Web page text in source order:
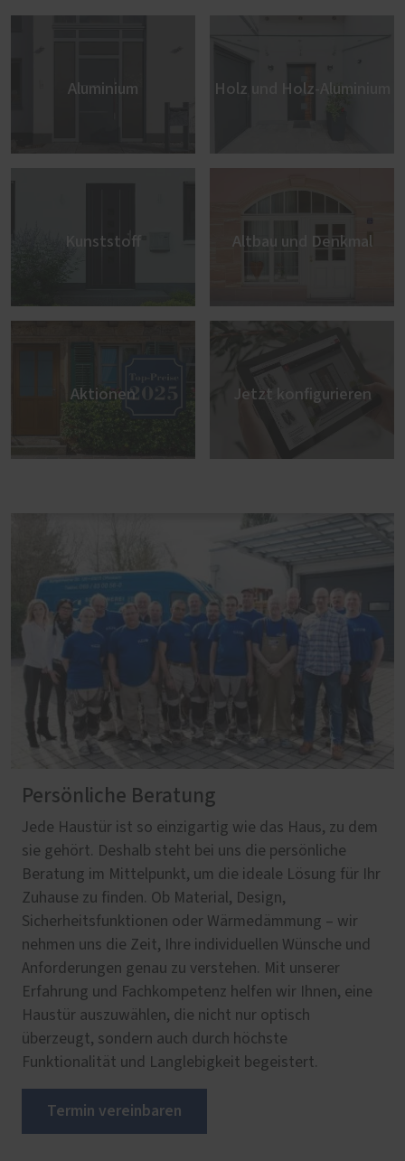
Aluminium Holz und Holz-Aluminium
Kunststoff Altbau und Denkmal
Aktionen Jetzt konfigurieren
Persönliche Beratung
Jede Haustür ist so einzigartig wie das Haus, zu dem
sie gehört. Deshalb steht bei uns die persönliche
Beratung im Mittelpunkt, um die ideale Lösung für Ihr
Zuhause zu finden. Ob Material, Design,
Sicherheitsfunktionen oder Wärmedämmung – wir
nehmen uns die Zeit, Ihre individuellen Wünsche und
Anforderungen genau zu verstehen. Mit unserer
Erfahrung und Fachkompetenz helfen wir Ihnen, eine
Haustür auszuwählen, die nicht nur optisch
überzeugt, sondern auch durch höchste
Funktionalität und Langlebigkeit begeistert.
Termin vereinbaren